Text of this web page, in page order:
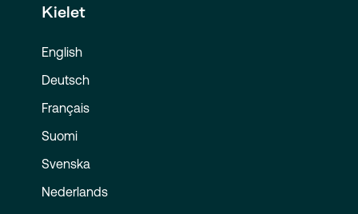
Kielet
English
Deutsch
Français
Suomi
Svenska
Nederlands